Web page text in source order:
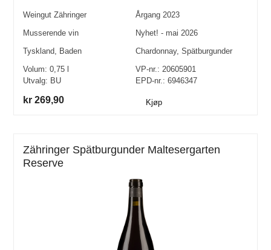
Weingut Zähringer Årgang 2023
Musserende vin
Nyhet! - mai 2026
Tyskland, Baden Chardonnay, Spätburgunder
Volum:0,75
Utvalg: BU
VP-nr.: 20605901
EPD-nr.: 6946347
kr 269,90 Kjøp
Zähringer Spätburgunder Maltesergarten
Reserve